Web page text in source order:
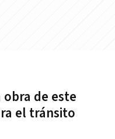
obra de este
el tránsito